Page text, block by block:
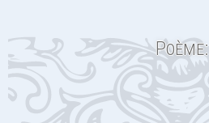
Poème: